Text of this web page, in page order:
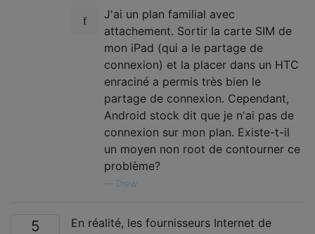
J'ai un plan familial avec
attachement. Sortir la carte SIM de
mon iPad (qui a le partage de
connexion) et la placer dans un HTC
enraciné a permis très bien le
partage de connexion. Cependant,
Android stock dit que je n'ai pas de
connexion sur mon plan. Existe-t-il
un moyen non root de contourner ce
problème?
Drew
5
En réalité, les fournisseurs Internet de